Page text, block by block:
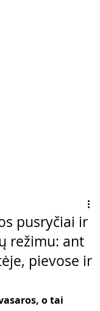
pusryčiai ir
režimu: ant
pievose ir
o tai